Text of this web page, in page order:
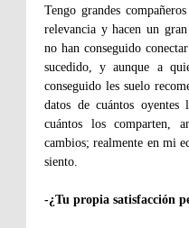
Tengo grandes
relevancia y hacen un
no han conseguido
sucedido, y aunque a
conseguido les suelo
datos de cuántos
cuántos los comparten,
cambios; realmente en mi
siento.
-¿Tu propia satisfacción